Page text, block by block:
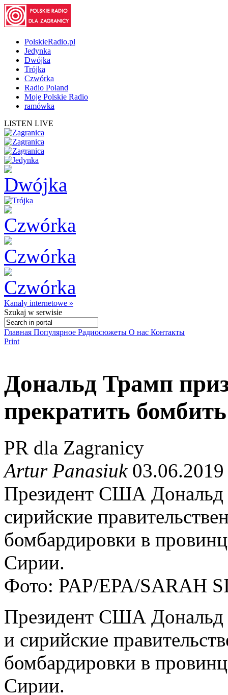
PolskieRadio.pl
Jedynka
Dwójka
Trójka
Czwórka
Radio Poland
Moje Polskie Radio
ramówka
LISTEN LIVE
Kanały internetowe »
Szukaj w serwisie
Главная Популярное Радиосюжеты О нас Контакты
Print
Дональд Трамп
прекратить
PR dla Zagranicy
Artur Panasiuk03.06.2019
Президент США Дональд
сирийские
бомбардировки в
Сирии.
Фото: PAP/EPA/SARAH
Президент США Дональд
и сирийские
бомбардировки в
Сирии.